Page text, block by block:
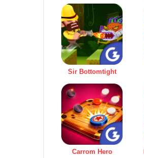
Sir Bottomtight
Carrom Hero